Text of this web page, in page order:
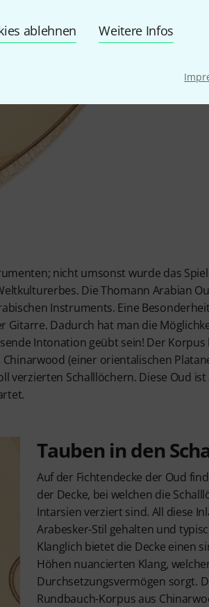
ablehnen Weitere Infos
nicht umsonst wurde das
Die Thomann Arabian
Instruments. Eine
Gitarre. Dadurch hat man die
Intonation geübt sein! Der
(einer orientalischen
verzierten Schalllöchern. Diese Oud
Tauben in den
Auf der Fichtendecke der Oud
der Decke, bei welchen die
Intarsien verziert sind. All diese
Arabesker-Stil gehalten und
Klanglich bietet die Decke einen
Höhen nuancierten Klang,
Durchsetzungsvermögen sorgt.
Rundbauch-Korpus aus